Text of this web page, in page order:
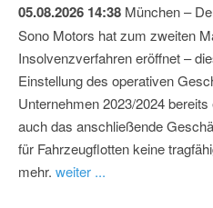
05.08.2026 14:38 München –
Sono Motors hat zum zweiten
Insolvenzverfahren eröffnet –
Einstellung des operativen
Unternehmen 2023/2024
auch das anschließende
für Fahrzeugflotten keine
mehr. weiter ...